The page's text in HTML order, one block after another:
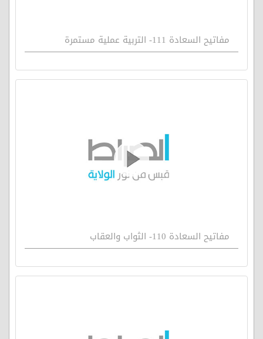
مفاتيح السعادة 111- التربية عملية مستمرة
مفاتيح السعادة 110- الثواب والعقاب